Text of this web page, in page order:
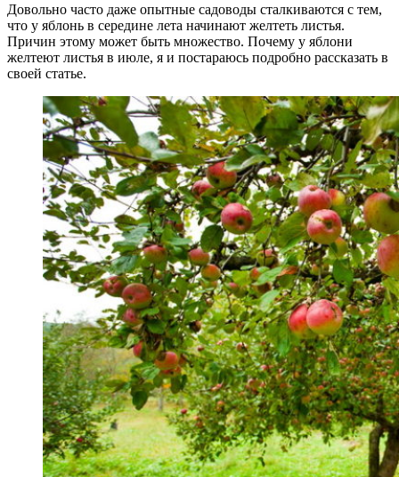
Довольно часто даже опытные садоводы сталкиваются с тем,
что у яблонь в середине лета начинают желтеть листья.
Причин этому может быть множество. Почему у яблони
желтеют листья в июле, я и постараюсь подробно рассказать в
своей статье.